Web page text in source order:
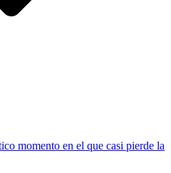
momento en el que casi pierde la